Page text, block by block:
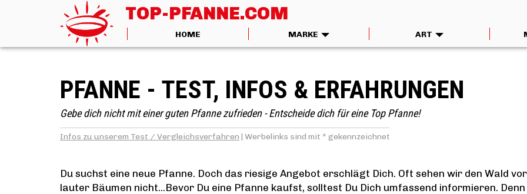
TOP-PFANNE.COM
HOME MARKE ART
PFANNE - TEST, INFOS & ERFAHRUNGEN
Gebe dich nicht mit einer guten Pfanne zufrieden - Entscheide dich für eine Top Pfanne!
Infos zu unserem Test / Vergleichsverfahren | Werbelinks sind mit * gekennzeichnet
Du suchst eine neue Pfanne. Doch das riesige Angebot erschlägt Dich. Oft sehen wir den Wald vor
lauter Bäumen nicht...Bevor Du eine Pfanne kaufst, solltest Du Dich umfassend informieren.